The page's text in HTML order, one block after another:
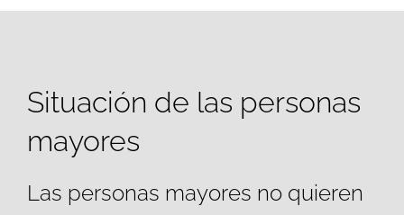
Situación de las personas
mayores
Las personas mayores no quieren